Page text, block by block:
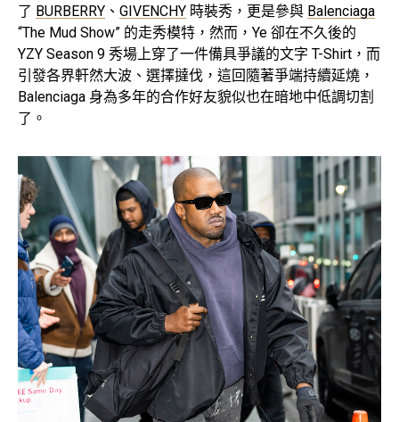
了 BURBERRY 、 GIVENCHY 時裝秀，更是參與 Balenciaga
“The Mud Show” 的走秀模特，然而，Ye 卻在不久後的
YZY Season 9 秀場上穿了一件備具爭議的文字 T-Shirt，而
引發各界軒然大波、選擇撻伐，這回隨著爭端持續延燒，
Balenciaga 身為多年的合作好友貌似也在暗地中低調切割
了。